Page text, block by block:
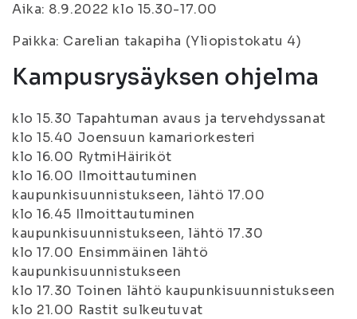
Aika: 8.9.2022 klo 15.30-17.00
Paikka: Carelian takapiha (Yliopistokatu 4)
Kampusrysäyksen ohjelma
klo 15.30 Tapahtuman avaus ja tervehdyssanat
klo 15.40 Joensuun kamariorkesteri
klo 16.00 RytmiHäiriköt
klo 16.00 Ilmoittautuminen
kaupunkisuunnistukseen, lähtö 17.00
klo 16.45 Ilmoittautuminen
kaupunkisuunnistukseen, lähtö 17.30
klo 17.00 Ensimmäinen lähtö
kaupunkisuunnistukseen
klo 17.30 Toinen lähtö kaupunkisuunnistukseen
klo 21.00 Rastit sulkeutuvat